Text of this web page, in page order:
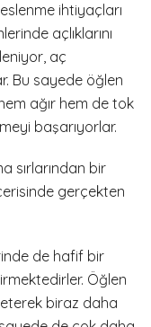
ihtiyaçları
açlıklarını
aç
Bu sayede öğlen
ağır hem de tok
başarıyorlar.
sırlarından bir
gerçekten
de hafif bir
Öğlen
biraz daha